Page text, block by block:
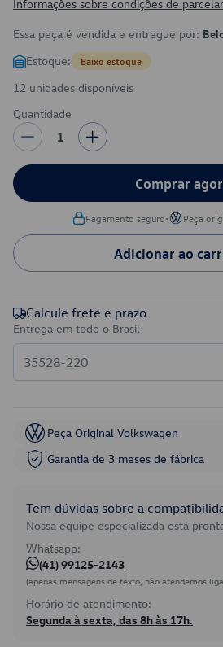
Informações sobre condições de
Essa peça é vendida e entregue por:
Estoque: Baixo estoque
12 unidades disponíveis
Quantidade
1
Comprar
Pagamento seguro• Peça
Adicionar ao
Calcule frete e prazo
Entrega em todo o Brasil
Peça Original Volkswagen
Garantia de 3 meses de fábrica
Tem dúvidas sobre a
Nossa equipe especializada está
Whatsapp:
(41) 99125-2143
(apenas mensagens de texto, não atendemos
Horário de atendimento:
Segunda à sexta, das 8h às 17h.